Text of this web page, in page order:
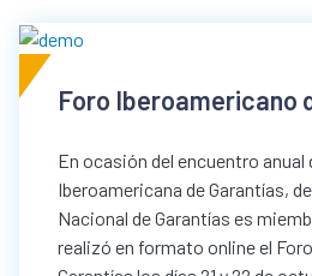
Foro Iberoamericano
En ocasión del encuentro anual
Iberoamericana de Garantías,
Nacional de Garantías es
realizó en formato online el